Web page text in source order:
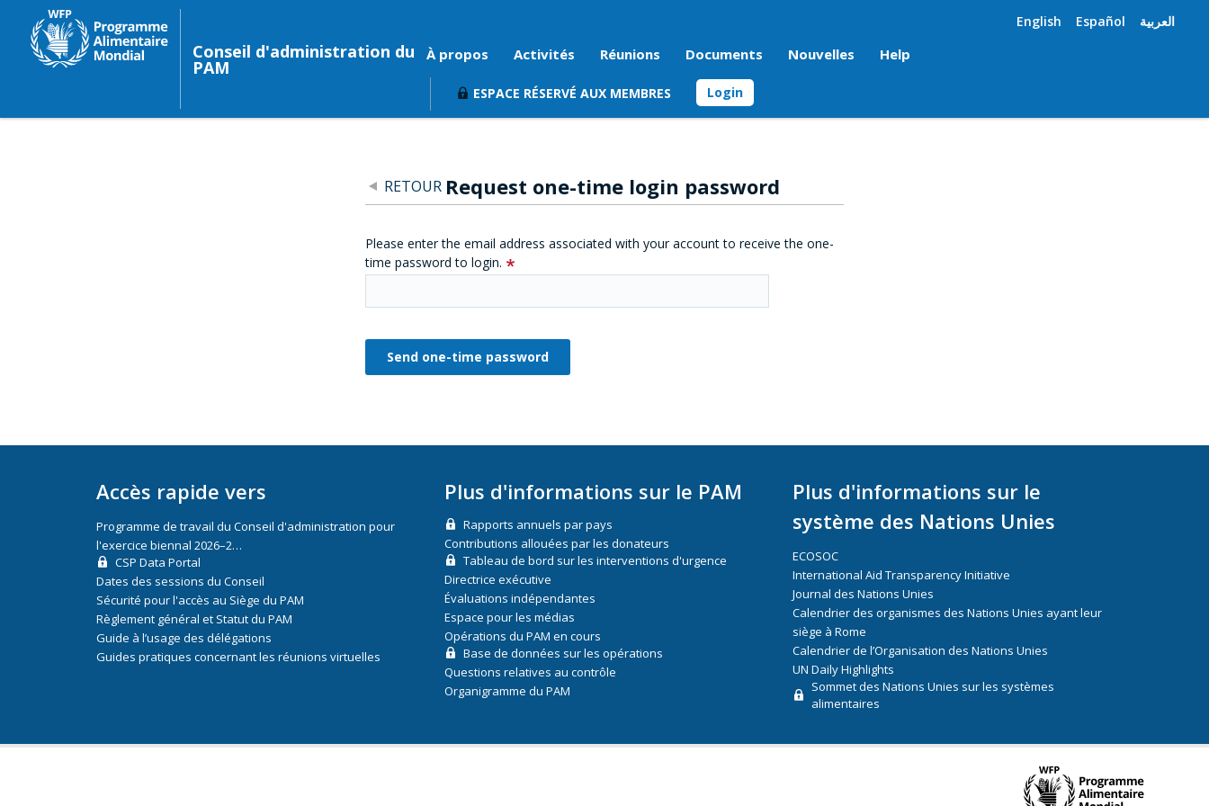
Conseil d'administration du
PAM
English Español العربية
À propos Activités Réunions Documents Nouvelles Help
ESPACE RÉSERVÉ AUX MEMBRES Login
RETOUR Request one-time login password
Please enter the email address associated with your account to receive the one-
time password to login.
Accès rapide vers
Programme de travail du Conseil d'administration pour
l'exercice biennal 2026–2…
CSP Data Portal
Dates des sessions du Conseil
Sécurité pour l'accès au Siège du PAM
Règlement général et Statut du PAM
Guide à l’usage des délégations
Guides pratiques concernant les réunions virtuelles
Plus d'informations sur le PAM
Rapports annuels par pays
Contributions allouées par les donateurs
Tableau de bord sur les interventions d'urgence
Directrice exécutive
Évaluations indépendantes
Espace pour les médias
Opérations du PAM en cours
Base de données sur les opérations
Questions relatives au contrôle
Organigramme du PAM
Plus d'informations sur le
système des Nations Unies
ECOSOC
International Aid Transparency Initiative
Journal des Nations Unies
Calendrier des organismes des Nations Unies ayant leur
siège à Rome
Calendrier de l’Organisation des Nations Unies
UN Daily Highlights
Sommet des Nations Unies sur les systèmes
alimentaires